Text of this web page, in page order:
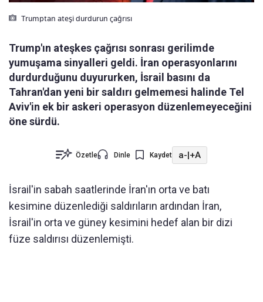
Trumptan ateşi durdurun çağrısı
Trump'ın ateşkes çağrısı sonrası gerilimde
yumuşama sinyalleri geldi. İran operasyonlarını
durdurduğunu duyururken, İsrail basını da
Tahran'dan yeni bir saldırı gelmemesi halinde Tel
Aviv'in ek bir askeri operasyon düzenlemeyeceğini
öne sürdü.
Özetle Dinle Kaydet a-|+A
İsrail'in sabah saatlerinde İran'ın orta ve batı
kesimine düzenlediği saldırıların ardından İran,
İsrail'in orta ve güney kesimini hedef alan bir dizi
füze saldırısı düzenlemişti.